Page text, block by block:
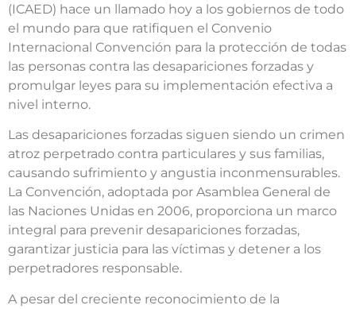
(ICAED) hace un llamado hoy a los gobiernos de todo
el mundo para que ratifiquen el Convenio
Internacional Convención para la protección de todas
las personas contra las desapariciones forzadas y
promulgar leyes para su implementación efectiva a
nivel interno.
Las desapariciones forzadas siguen siendo un crimen
atroz perpetrado contra particulares y sus familias,
causando sufrimiento y angustia inconmensurables.
La Convención, adoptada por Asamblea General de
las Naciones Unidas en 2006, proporciona un marco
integral para prevenir desapariciones forzadas,
garantizar justicia para las víctimas y detener a los
perpetradores responsable.
A pesar del creciente reconocimiento de la